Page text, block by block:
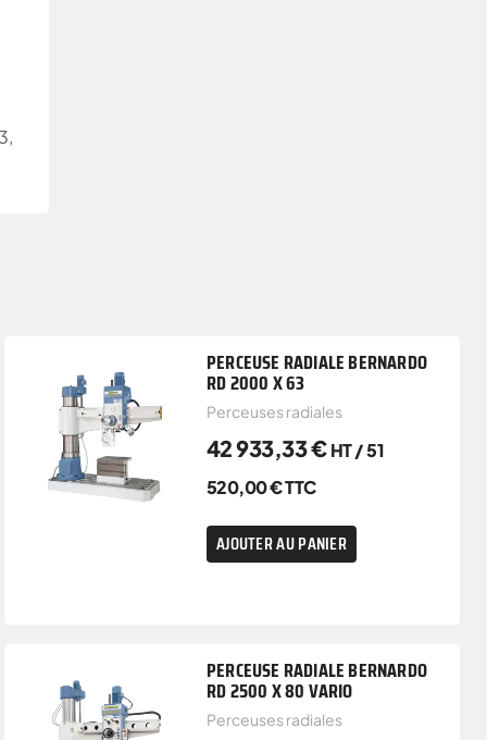
PERCEUSE RADIALE BERNARDO
RD 2000 X 63
Perceuses radiales
42 933,33€ HT /51
520,00€TTC
AJOUTER AU PANIER
PERCEUSE RADIALE BERNARDO
RD 2500 X 80 VARIO
Perceuses radiales